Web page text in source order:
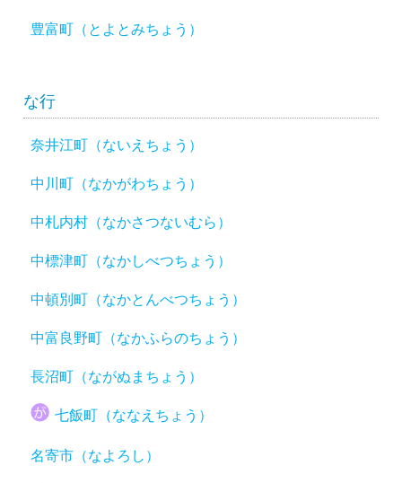
豊富町（とよとみちょう）
な行
奈井江町（ないえちょう）
中川町（なかがわちょう）
中札内村（なかさつないむら）
中標津町（なかしべつちょう）
中頓別町（なかとんべつちょう）
中富良野町（なかふらのちょう）
長沼町（ながぬまちょう）
七飯町（ななえちょう）
名寄市（なよろし）